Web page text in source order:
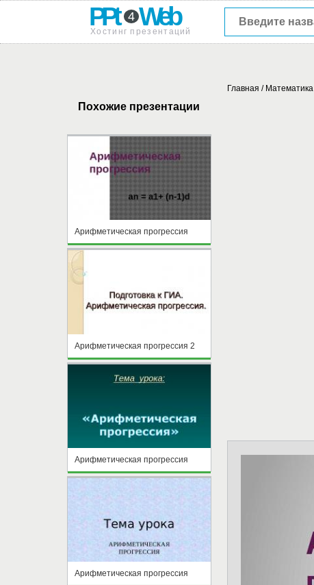
PPt 4 Web
Хостинг презентаций
Похожие презентации
Арифметическая прогрессия
Арифметическая прогрессия 2
Арифметическая прогрессия
Арифметическая прогрессия
Главная / Математика